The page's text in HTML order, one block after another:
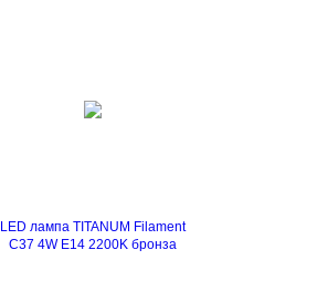
LED лампа TITANUM Filament
C37 4W E14 2200K бронза